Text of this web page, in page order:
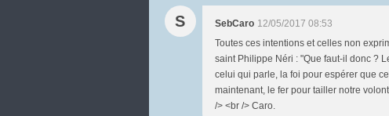
S SebCaro 12/05/2017 08:53
Toutes ces intentions et celles non
saint Philippe Néri : "Que faut-il donc ?
celui qui parle, la foi pour espérer que
maintenant, le fer pour tailler notre
/> <br /> Caro.